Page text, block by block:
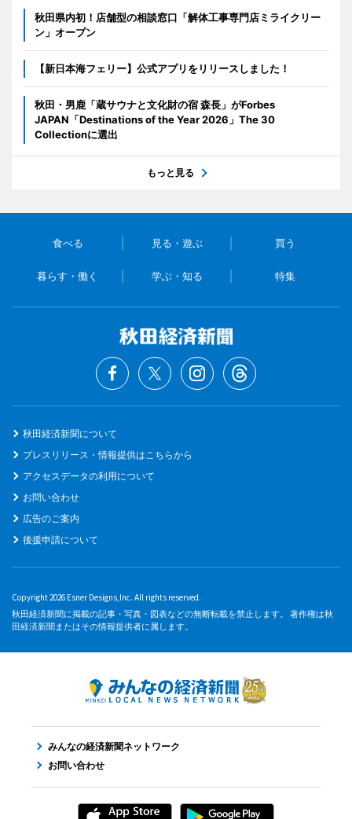
秋田県内初！店舗型の相談窓口「解体工事専門店ミライクリー
ン」オープン
【新日本海フェリー】公式アプリをリリースしました！
秋田・男鹿「蔵サウナと文化財の宿 森長」がForbes
JAPAN「Destinations of the Year 2026」The 30
Collectionに選出
もっと見る
食べる 見る・遊ぶ 買う
暮らす・働く 学ぶ・知る 特集
秋田経済新聞について
プレスリリース・情報提供はこちらから
アクセスデータの利用について
お問い合わせ
広告のご案内
後援申請について
Copyright 2026 Esner Designs,Inc. All rights reserved.
秋田経済新聞に掲載の記事・写真・図表などの無断転載を禁止します。 著作権は秋
田経済新聞またはその情報提供者に属します。
みんなの経済新聞ネットワーク
お問い合わせ